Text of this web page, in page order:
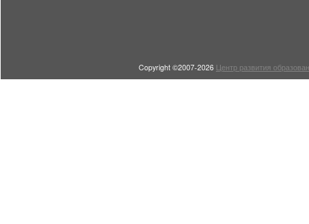
Copyright ©2007-2026 Центр развития